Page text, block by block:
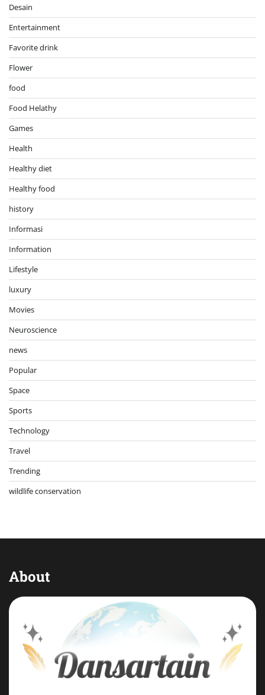
Travel
Trending
wildlife conservation
About
Dansartain news is a complete magazine site, excellent
for news, magazines, publishing and review sites.
Amazing, fast-loading modern magazines theme for
personal or editorial use. You’ve literally never seen or
used a magazine that looks or works like this before.
Featured News
Bersinar di Film Romance
Indonesia
Christian Huber August 9, 2026 0
lebar membuat…
ROG Strix SCAR 18, Laptop
Gahar untuk Gaming